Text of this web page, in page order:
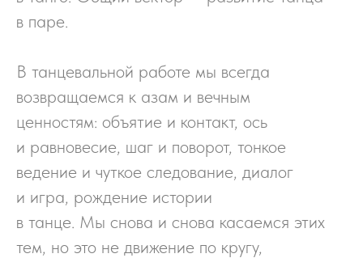
в паре.
В танцевальной работе мы всегда
возвращаемся к азам и вечным
ценностям: объятие и контакт, ось
и равновесие, шаг и поворот, тонкое
ведение и чуткое следование, диалог
и игра, рождение истории
в танце. Мы снова и снова касаемся этих
тем, но это не движение по кругу,